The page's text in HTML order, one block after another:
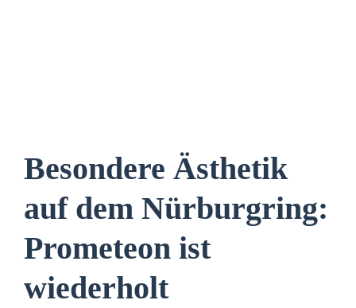
Besondere Ästhetik
auf dem Nürburgring:
Prometeon ist
wiederholt